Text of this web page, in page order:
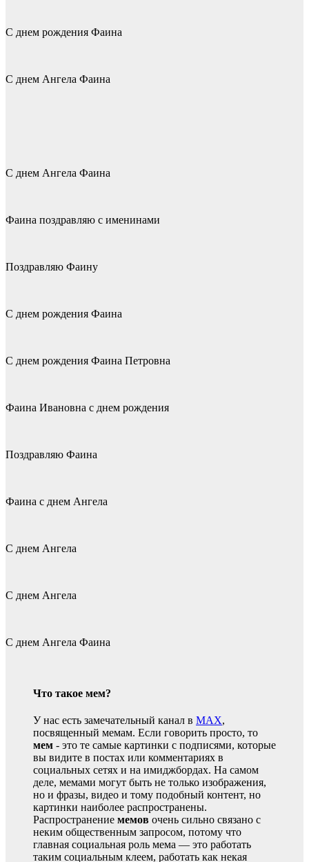
С днем рождения Фаина
С днем Ангела Фаина
С днем Ангела Фаина
Фаина поздравляю с именинами
Поздравляю Фаину
С днем рождения Фаина
С днем рождения Фаина Петровна
Фаина Ивановна с днем рождения
Поздравляю Фаина
Фаина с днем Ангела
С днем Ангела
С днем Ангела
С днем Ангела Фаина
Что такое мем?
У нас есть замечательный канал в MAX,
посвященный мемам. Если говорить просто, то
мем - это те самые картинки с подписями, которые
вы видите в постах или комментариях в
социальных сетях и на имиджбордах. На самом
деле, мемами могут быть не только изображения,
но и фразы, видео и тому подобный контент, но
картинки наиболее распространены.
Распространение мемов очень сильно связано с
неким общественным запросом, потому что
главная социальная роль мема — это работать
таким социальным клеем, работать как некая